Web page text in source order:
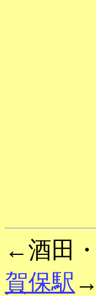
←酒田
賀保駅 →